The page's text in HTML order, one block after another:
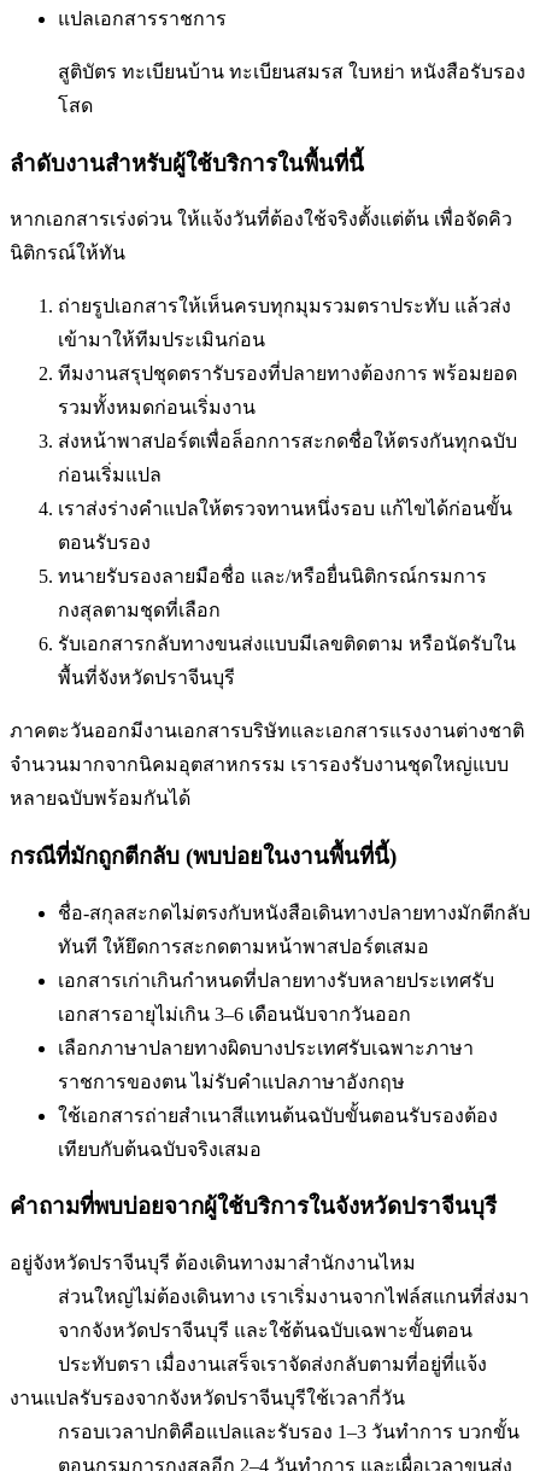
แปลเอกสารราชการ
สูติบัตร ทะเบียนบ้าน ทะเบียนสมรส ใบหย่า หนังสือรับรอง
โสด
ลำดับงานสำหรับผู้ใช้บริการในพื้นที่นี้
หากเอกสารเร่งด่วน ให้แจ้งวันที่ต้องใช้จริงตั้งแต่ต้น เพื่อจัดคิว
นิติกรณ์ให้ทัน
ถ่ายรูปเอกสารให้เห็นครบทุกมุมรวมตราประทับ แล้วส่ง
เข้ามาให้ทีมประเมินก่อน
ทีมงานสรุปชุดตรารับรองที่ปลายทางต้องการ พร้อมยอด
รวมทั้งหมดก่อนเริ่มงาน
ส่งหน้าพาสปอร์ตเพื่อล็อกการสะกดชื่อให้ตรงกันทุกฉบับ
ก่อนเริ่มแปล
เราส่งร่างคำแปลให้ตรวจทานหนึ่งรอบ แก้ไขได้ก่อนขั้น
ตอนรับรอง
ทนายรับรองลายมือชื่อ และ/หรือยื่นนิติกรณ์กรมการ
กงสุลตามชุดที่เลือก
รับเอกสารกลับทางขนส่งแบบมีเลขติดตาม หรือนัดรับใน
พื้นที่จังหวัดปราจีนบุรี
ภาคตะวันออกมีงานเอกสารบริษัทและเอกสารแรงงานต่างชาติ
จำนวนมากจากนิคมอุตสาหกรรม เรารองรับงานชุดใหญ่แบบ
หลายฉบับพร้อมกันได้
กรณีที่มักถูกตีกลับ (พบบ่อยในงานพื้นที่นี้)
ชื่อ-สกุลสะกดไม่ตรงกับหนังสือเดินทางปลายทางมักตีกลับ
ทันที ให้ยึดการสะกดตามหน้าพาสปอร์ตเสมอ
เอกสารเก่าเกินกำหนดที่ปลายทางรับหลายประเทศรับ
เอกสารอายุไม่เกิน 3–6 เดือนนับจากวันออก
เลือกภาษาปลายทางผิดบางประเทศรับเฉพาะภาษา
ราชการของตน ไม่รับคำแปลภาษาอังกฤษ
ใช้เอกสารถ่ายสำเนาสีแทนต้นฉบับขั้นตอนรับรองต้อง
เทียบกับต้นฉบับจริงเสมอ
คำถามที่พบบ่อยจากผู้ใช้บริการในจังหวัดปราจีนบุรี
อยู่จังหวัดปราจีนบุรี ต้องเดินทางมาสำนักงานไหม
ส่วนใหญ่ไม่ต้องเดินทาง เราเริ่มงานจากไฟล์สแกนที่ส่งมา
จากจังหวัดปราจีนบุรี และใช้ต้นฉบับเฉพาะขั้นตอน
ประทับตรา เมื่องานเสร็จเราจัดส่งกลับตามที่อยู่ที่แจ้ง
งานแปลรับรองจากจังหวัดปราจีนบุรีใช้เวลากี่วัน
กรอบเวลาปกติคือแปลและรับรอง 1–3 วันทำการ บวกขั้น
ตอนกรมการกงสุลอีก 2–4 วันทำการ และเผื่อเวลาขนส่ง